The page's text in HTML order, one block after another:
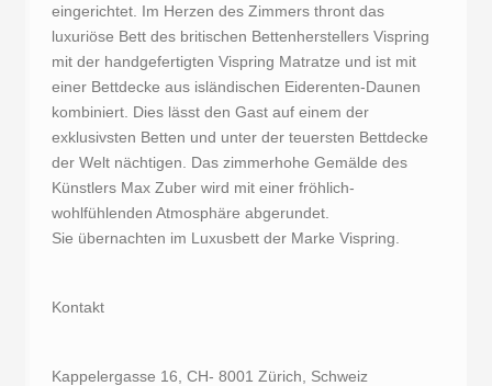
eingerichtet. Im Herzen des Zimmers thront das
luxuriöse Bett des britischen Bettenherstellers Vispring
mit der handgefertigten Vispring Matratze und ist mit
einer Bettdecke aus isländischen Eiderenten-Daunen
kombiniert. Dies lässt den Gast auf einem der
exklusivsten Betten und unter der teuersten Bettdecke
der Welt nächtigen. Das zimmerhohe Gemälde des
Künstlers Max Zuber wird mit einer fröhlich-
wohlfühlenden Atmosphäre abgerundet.
Sie übernachten im Luxusbett der Marke Vispring.
Kontakt
Kappelergasse 16, CH- 8001 Zürich, Schweiz